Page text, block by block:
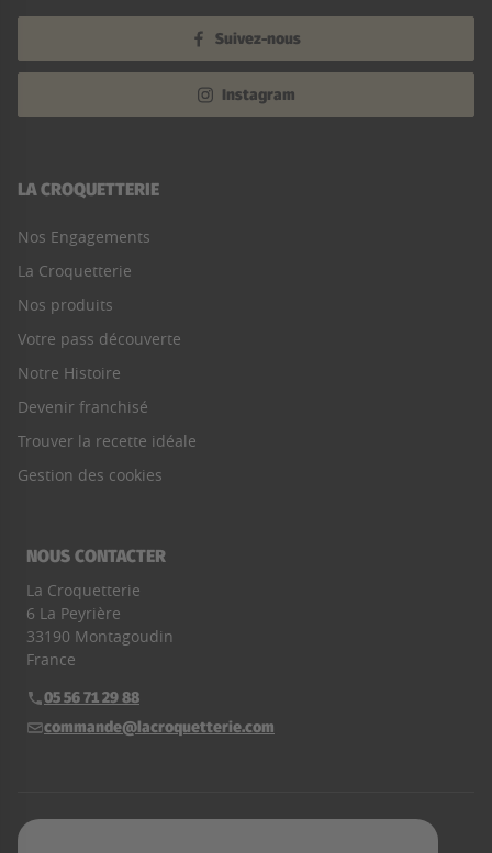
Suivez-nous
Instagram
LA CROQUETTERIE
Nos Engagements
La Croquetterie
Nos produits
Votre pass découverte
Notre Histoire
Devenir franchisé
Trouver la recette idéale
Gestion des cookies
NOUS CONTACTER
La Croquetterie
6 La Peyrière
33190 Montagoudin
France
Téléphone :
05 56 71 29 88
E-mail :
commande@lacroquetterie.com